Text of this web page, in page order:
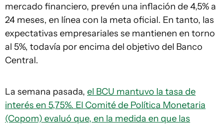
mercado financiero, prevén una inflación de 4,5% a
24 meses, en línea con la meta oficial. En tanto, las
expectativas empresariales se mantienen en torno
al 5%, todavía por encima del objetivo del Banco
Central.
La semana pasada, el BCU mantuvo la tasa de
interés en 5,75%. El Comité de Política Monetaria
(Copom) evaluó que, en la medida en que las